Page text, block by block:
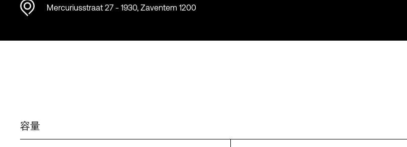
Mercuriusstraat 27 - 1930, Zaventem 1200
容量